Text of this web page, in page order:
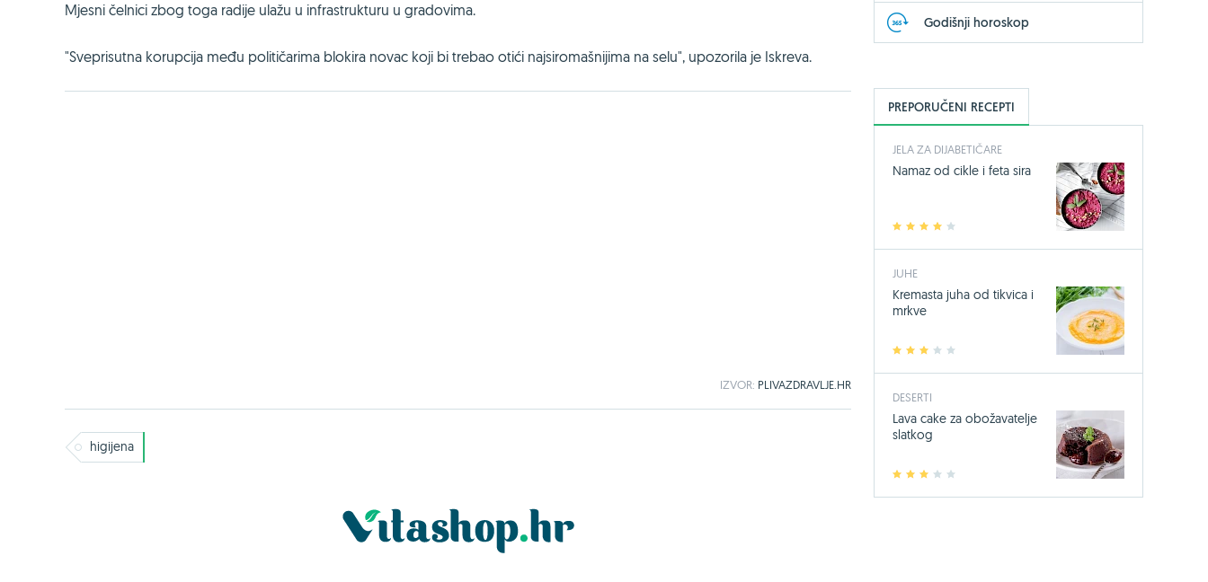
Mjesni čelnici zbog toga radije ulažu u infrastrukturu u gradovima.
"Sveprisutna korupcija među političarima blokira novac koji bi trebao otići najsiromašnijima na selu", upozorila je Iskreva.
IZVOR: PLIVAZDRAVLJE.HR
higijena
Godišnji horoskop
PREPORUČENI RECEPTI
JELA ZA DIJABETIČARE
2 3 4
Namaz od cikle i feta sira
JUHE
2 3 4
Kremasta juha od tikvica i
mrkve
DESERTI
2 3 4
Lava cake za obožavatelje
slatkog